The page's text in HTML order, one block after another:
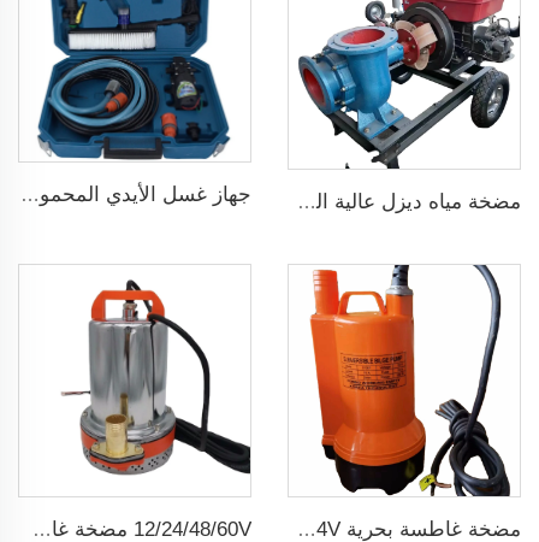
مضخة مياه ديزل عالية الضغط متداولة حديثة البيع لري الزراعة جهاز غسل الأيدي المحمول 12V مضخة غسيل سيارات عالية الضغط
مضخة غاطسة بحرية 12/24V لتصريف المياه 12/24/48/60V مضخة غاطسة شمسية صغيرة dc ذات فرشاة